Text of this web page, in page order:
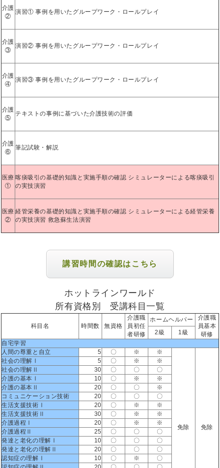
介護
②
演習① 事例を用いたグループワーク・ロールプレイ
介護
③
演習② 事例を用いたグループワーク・ロールプレイ
介護
④
演習③ 事例を用いたグループワーク・ロールプレイ
介護
⑤
テキストの事例に基づいた介護技術の評価
介護
⑥
筆記試験・解説
医療
①
喀痰吸引の基礎的知識と実施手順の確認 シミュレーターによる喀痰吸引
の実技演習
医療
②
経管栄養の基礎的知識と実施手順の確認 シミュレーターによる経管栄養
の実技演習 救急蘇生法演習
講習時間の確認はこちら
ホットラインワールド
所有資格別 受講科目一覧
科目名 時間数 無資格
介護職
員初任
者研修
ホームヘルパー
介護職
員基本
研修
2級
1級
自宅学習
人間の尊重と自立
5 〇 ※ ※
免除 免除
社会の理解Ⅰ 5 〇 ※
※
社会の理解Ⅱ
30 〇 〇
〇
介護の基本Ⅰ
10 〇 ※
※
介護の基本Ⅱ
20 〇 〇
※
コミュニケーション技術
20 〇 〇
〇
生活支援技術Ⅰ
20 〇 ※
※
生活支援技術Ⅱ
30 〇 ※
※
介護過程Ⅰ
20 〇 ※
※
介護過程Ⅱ
25 〇 〇
〇
発達と老化の理解Ⅰ
10 〇 〇
〇
発達と老化の理解Ⅱ
20 〇 〇
〇
認知症の理解Ⅰ
10 〇 ※
〇